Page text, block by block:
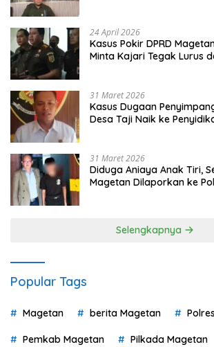
24 April 2026
Kasus Pokir DPRD
Minta Kajari Tegak Lurus
31 Maret 2026
Kasus Dugaan
Desa Taji Naik ke
31 Maret 2026
Diduga Aniaya Anak Tiri,
Magetan Dilaporkan ke
Selengkapnya
Popular Tags
Magetan berita Magetan
Pemkab Magetan Pilkada Magetan